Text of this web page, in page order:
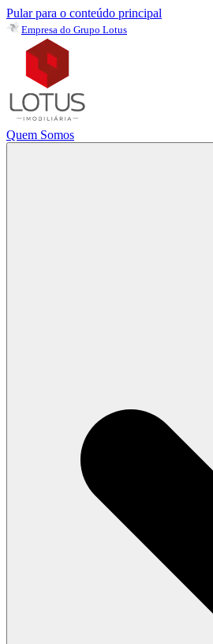
Pular para o conteúdo principal
Empresa do Grupo Lotus
Quem Somos